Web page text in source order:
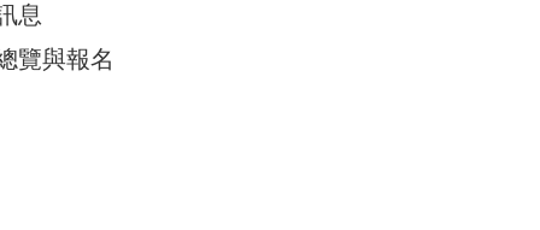
息
覽與報名